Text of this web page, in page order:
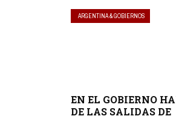
ARGENTINA & GOBIERNOS
EN EL GOBIERNO
DE LAS SALIDAS DE